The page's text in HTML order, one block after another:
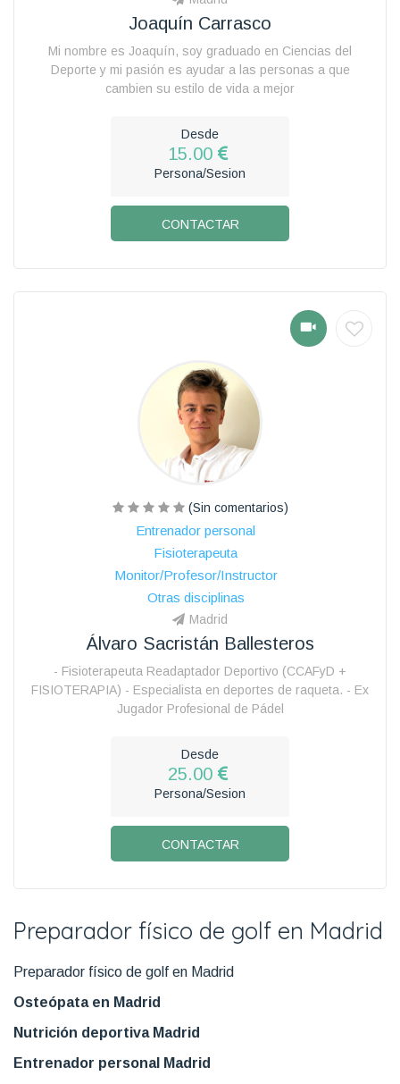
Joaquín Carrasco
Mi nombre es Joaquín, soy graduado en Ciencias del
Deporte y mi pasión es ayudar a las personas a que
cambien su estilo de vida a mejor
Desde
15.00
Persona/Sesion
CONTACTAR
(Sin comentarios)
Entrenador personal
Fisioterapeuta
Monitor/Profesor/Instructor
Otras disciplinas
Madrid
Álvaro Sacristán Ballesteros
- Fisioterapeuta Readaptador Deportivo (CCAFyD +
FISIOTERAPIA) - Especialista en deportes de raqueta. - Ex
Jugador Profesional de Pádel
Desde
25.00
Persona/Sesion
CONTACTAR
Preparador físico de golf en Madrid
Preparador físico de golf en Madrid
Osteópata en Madrid
Nutrición deportiva Madrid
Entrenador personal Madrid